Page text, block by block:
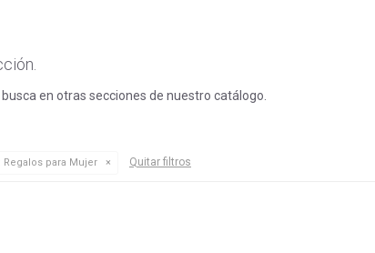
en otras secciones de nuestro catálogo.
Regalos para Mujer Quitar filtros